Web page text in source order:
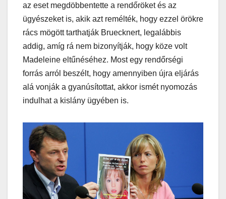
az eset megdöbbentette a rendőröket és az
ügyészeket is, akik azt remélték, hogy ezzel örökre
rács mögött tarthatják Bruecknert, legalábbis
addig, amíg rá nem bizonyítják, hogy köze volt
Madeleine eltűnéséhez. Most egy rendőrségi
forrás arról beszélt, hogy amennyiben újra eljárás
alá vonják a gyanúsítottat, akkor ismét nyomozás
indulhat a kislány ügyében is.